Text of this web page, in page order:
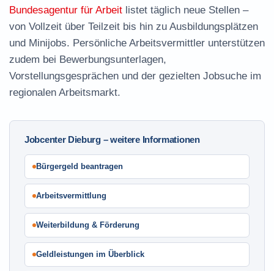
Bundesagentur für Arbeit listet täglich neue Stellen –
von Vollzeit über Teilzeit bis hin zu Ausbildungsplätzen
und Minijobs. Persönliche Arbeitsvermittler unterstützen
zudem bei Bewerbungsunterlagen,
Vorstellungsgesprächen und der gezielten Jobsuche im
regionalen Arbeitsmarkt.
Jobcenter Dieburg – weitere Informationen
Bürgergeld beantragen
Arbeitsvermittlung
Weiterbildung & Förderung
Geldleistungen im Überblick